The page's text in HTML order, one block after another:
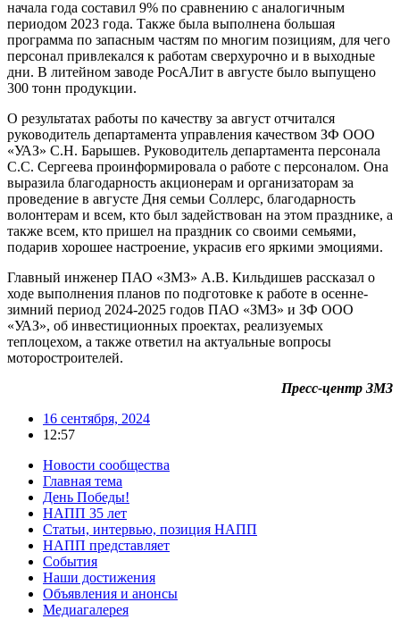
начала года составил 9% по сравнению с аналогичным
периодом 2023 года. Также была выполнена большая
программа по запасным частям по многим позициям, для чего
персонал привлекался к работам сверхурочно и в выходные
дни. В литейном заводе РосАЛит в августе было выпущено
300 тонн продукции.
О результатах работы по качеству за август отчитался
руководитель департамента управления качеством ЗФ ООО
«УАЗ» С.Н. Барышев. Руководитель департамента персонала
С.С. Сергеева проинформировала о работе с персоналом. Она
выразила благодарность акционерам и организаторам за
проведение в августе Дня семьи Соллерс, благодарность
волонтерам и всем, кто был задействован на этом празднике, а
также всем, кто пришел на праздник со своими семьями,
подарив хорошее настроение, украсив его яркими эмоциями.
Главный инженер ПАО «ЗМЗ» А.В. Кильдишев рассказал о
ходе выполнения планов по подготовке к работе в осенне-
зимний период 2024-2025 годов ПАО «ЗМЗ» и ЗФ ООО
«УАЗ», об инвестиционных проектах, реализуемых
теплоцехом, а также ответил на актуальные вопросы
моторостроителей.
Пресс-центр ЗМЗ
16 сентября, 2024
12:57
Новости сообщества
Главная тема
День Победы!
НАПП 35 лет
Статьи, интервью, позиция НАПП
НАПП представляет
События
Наши достижения
Объявления и анонсы
Медиагалерея